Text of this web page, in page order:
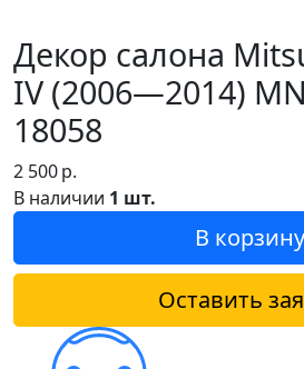
Декор салона
IV (2006—2014)
18058
2 500р.
В наличии 1 шт.
В корзину
Оставить